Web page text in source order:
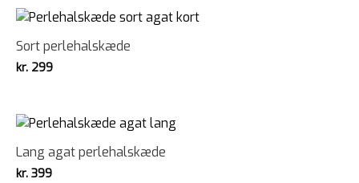
Sort perlehalskæde
kr. 299
Lang agat perlehalskæde
kr. 399